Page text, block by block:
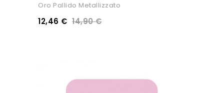
Oro Pallido Metallizzato
12,46 € 14,90 €